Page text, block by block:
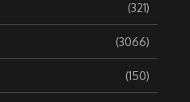
(321)
(3066)
(150)